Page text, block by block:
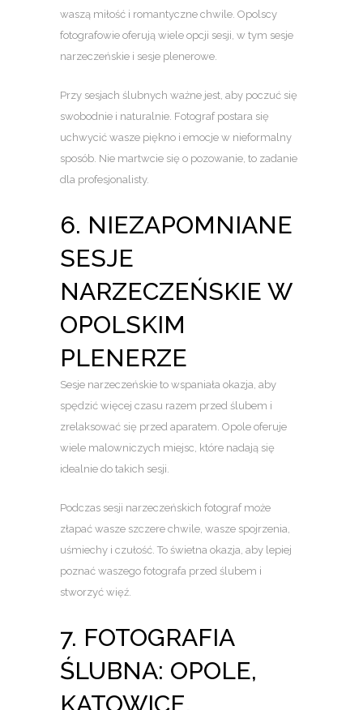
waszą miłość i romantyczne chwile. Opolscy
fotografowie oferują wiele opcji sesji, w tym sesje
narzeczeńskie i sesje plenerowe.
Przy sesjach ślubnych ważne jest, aby poczuć się
swobodnie i naturalnie. Fotograf postara się
uchwycić wasze piękno i emocje w nieformalny
sposób. Nie martwcie się o pozowanie, to zadanie
dla profesjonalisty.
6. NIEZAPOMNIANE
SESJE
NARZECZEŃSKIE W
OPOLSKIM
PLENERZE
Sesje narzeczeńskie to wspaniała okazja, aby
spędzić więcej czasu razem przed ślubem i
zrelaksować się przed aparatem. Opole oferuje
wiele malowniczych miejsc, które nadają się
idealnie do takich sesji.
Podczas sesji narzeczeńskich fotograf może
złapać wasze szczere chwile, wasze spojrzenia,
uśmiechy i czułość. To świetna okazja, aby lepiej
poznać waszego fotografa przed ślubem i
stworzyć więź.
7. FOTOGRAFIA
ŚLUBNA: OPOLE,
KATOWICE,